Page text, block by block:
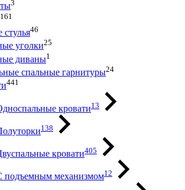
3
161
стулья46
уголки25
диваны1
спальные гарнитуры24
441
кровати13
138
кровати405
подъемным механизмом12